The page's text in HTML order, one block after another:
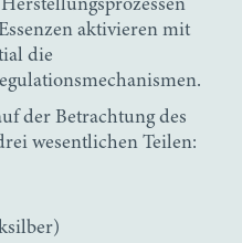
aktivieren mit
die
der Betrachtung des
wesentlichen Teilen: